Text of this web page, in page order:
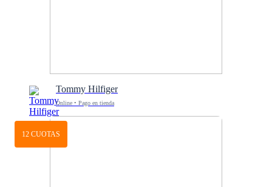
Tommy Hilfiger
Online • Pago en tienda
12 CUOTAS